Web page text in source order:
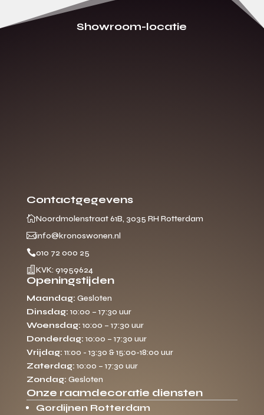
Showroom-locatie
Contactgegevens
Noordmolenstraat 61B, 3035 RH Rotterdam
info@kronoswonen.nl
010 72 000 25
 KVK: 91959624
Openingstijden
Maandag: Gesloten
Dinsdag: 10:00 – 17:30 uur
Woensdag: 10:00 – 17:30 uur
Donderdag: 10:00 – 17:30 uur
Vrijdag: 11:00 - 13:30 & 15:00-18:00 uur
Zaterdag: 10:00 – 17:30 uur
Zondag: Gesloten
Onze raamdecoratie diensten
Gordijnen Rotterdam